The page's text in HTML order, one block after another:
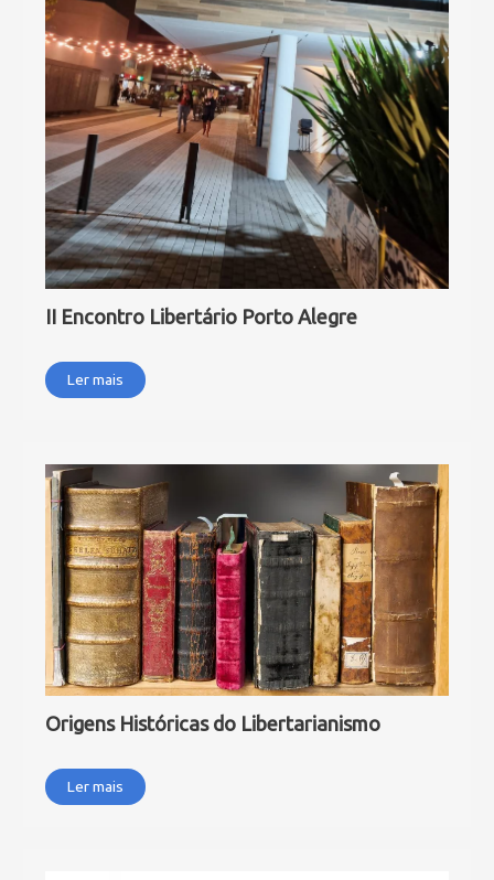
II Encontro Libertário Porto Alegre
Ler mais
Origens Históricas do Libertarianismo
Ler mais